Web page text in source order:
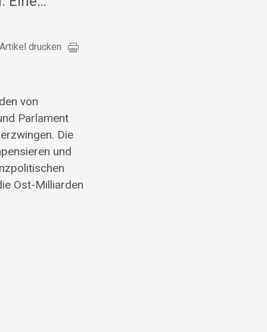
drucken
von
Parlament
Die
und
Ost-Milliarden